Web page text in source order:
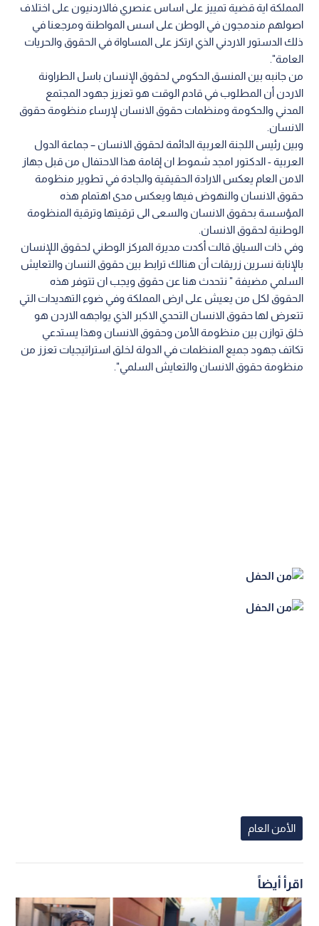
المملكة اية قضية تمييز ‏على اساس عنصري فالاردنيون على اختلاف
اصولهم مندمجون في الوطن على اسس المواطنة ‏ومرجعنا في
ذلك الدستور الاردني الذي ارتكز على المساواة في الحقوق والحريات
العامة".‏
من جانبه بين المنسق الحكومي لحقوق الإنسان باسل الطراونة
الاردن أن المطلوب في قادم الوقت ‏هو تعزيز جهود المجتمع
المدني والحكومة ومنظمات حقوق الانسان لإرساء منظومة حقوق
‏الانسان.‏
وبين رئيس اللجنة العربية الدائمة لحقوق الانسان – جماعة الدول
العربية - الدكتور امجد شموط ان ‏إقامة هذا الاحتفال من قبل جهاز
الامن العام يعكس الارادة الحقيقية والجادة في تطوير منظومة
‏حقوق الانسان والنهوض فيها ويعكس مدى اهتمام هذه
المؤسسة بحقوق الانسان والسعى الى ‏ترقيتها وترقية المنظومة
الوطنية لحقوق الانسان.‏
وفي ذات السياق قالت أكدت مديرة المركز الوطني لحقوق اللإنسان
بالإنابة نسرين زريقات أن ‏هنالك ترابط بين حقوق النسان والتعايش
السلمي مضيفة " نتحدث هنا عن حقوق ويجب ان تتوفر ‏هذه
الحقوق لكل من يعيش على ارض المملكة وفي ضوء التهديدات التي
تتعرض لها حقوق ‏الانسان التحدي الاكبر الذي يواجهه الاردن هو
خلق توازن بين منظومة الأمن وحقوق الانسان ‏وهذا يستدعي
تكاتف جهود جميع المنظمات في الدولة لخلق استراتيجيات تعزز من
منظومة حقوق ‏الانسان والتعايش السلمي".
الأمن العام
اقرأ أيضاً